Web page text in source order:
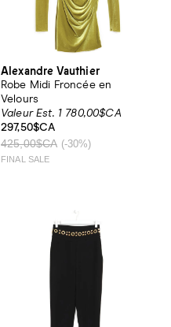
Alexandre Vauthier
Robe Midi Froncée en
Velours
Valeur Est. 1 780,00$CA
297,50$CA
425,00$CA (-30%)
FINAL SALE